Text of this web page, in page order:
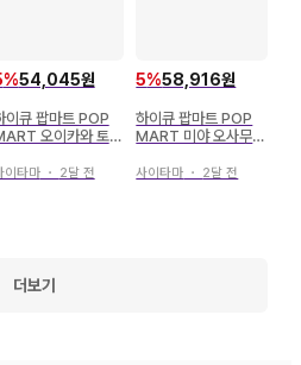
%54,045원
이큐 팝마트 POP
오이카와 토오
이타마・ 2달 전
5%58,916원
하이큐 팝마트 POP
MART 미야 오사무
사이타마 ・ 2달 전
더보기